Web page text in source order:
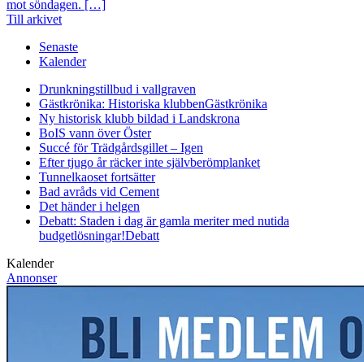
mot söndagen. […]
Till arkivet
Senaste
Kalender
Drunkningstillbud i vallgraven
Gästkrönika: Historiska klubbenGästkrönika
Ny historisk klubb bildad i Landskrona
BoIS vann över Öster
Succé för Trädgårdsgillet – Igen
Efter tjugo år räcker inte självberömplanket
Tunnelkaoset fortsätter
Bad avråds vid Cement
Det händer i helgen
Debatt: Staden i dag är gamla meriter med nutida
budgetlösningar!Debatt
Kalender
Annonser